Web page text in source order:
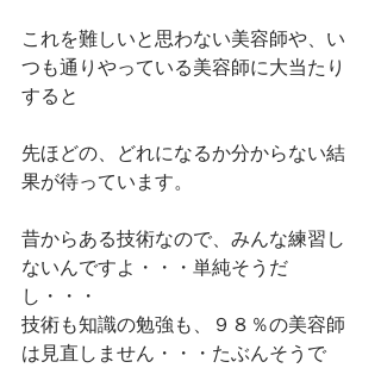
これを難しいと思わない美容師や、い
つも通りやっている美容師に大当たり
すると
先ほどの、どれになるか分からない結
果が待っています。
昔からある技術なので、みんな練習し
ないんですよ・・・単純そうだ
し・・・
技術も知識の勉強も、９８％の美容師
は見直しません・・・たぶんそうで